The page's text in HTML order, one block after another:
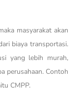
masyarakat akan
biaya transportasi.
yang lebih murah,
perusahaan. Contoh
CMPP.